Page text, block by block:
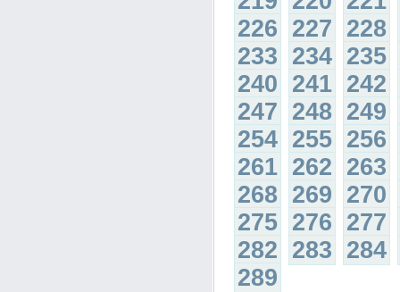
226 227 228
233 234 235
240 241 242
247 248 249
254 255 256
261 262 263
268 269 270
275 276 277
282 283 284
289